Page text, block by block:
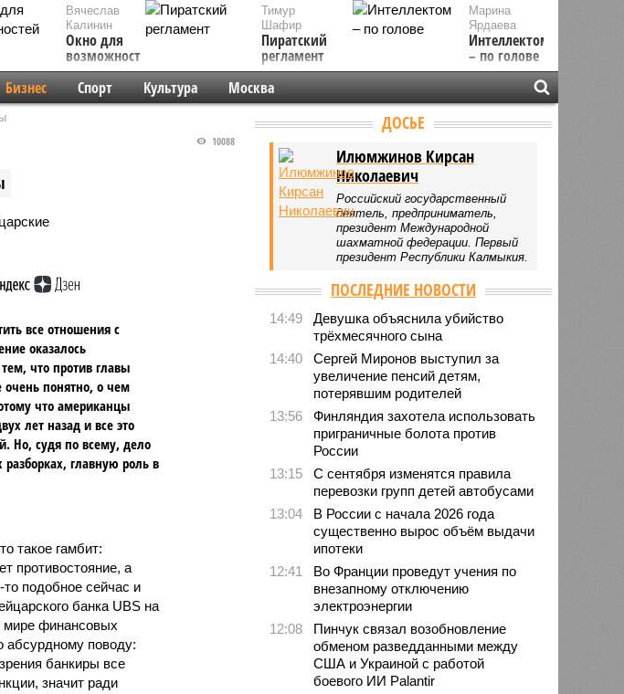
Вячеслав
Калинин
Окно для
возможностей
Марина
Ярдаева
Интеллектом
– по голове
Тимур
Шафир
Пиратский
регламент
Бизнес Спорт Культура Москва
10088
все отношения с
оказалось
что против главы
понятно, о чем
что американцы
лет назад и все это
Но, судя по всему, дело
главную роль в
такое гамбит:
противостояние, а
подобное сейчас и
банка UBS на
финансовых
абсурдному поводу:
банкиры все
значит ради
ДОСЬЕ
Илюмжинов Кирсан
Николаевич
Российский государственный
деятель, предприниматель,
президент Международной
шахматной федерации. Первый
президент Республики Калмыкия.
ПОСЛЕДНИЕ НОВОСТИ
14:49
Девушка объяснила убийство
трёхмесячного сына
14:40
Сергей Миронов выступил за
увеличение пенсий детям,
потерявшим родителей
13:56
Финляндия захотела использовать
приграничные болота против
России
13:15
С сентября изменятся правила
перевозки групп детей автобусами
13:04
В России с начала 2026 года
существенно вырос объём выдачи
ипотеки
12:41
Во Франции проведут учения по
внезапному отключению
электроэнергии
12:08
Пинчук связал возобновление
обменом разведданными между
США и Украиной с работой
боевого ИИ Palantir